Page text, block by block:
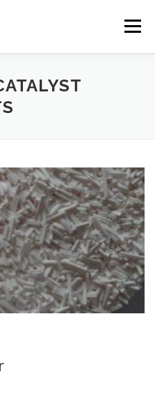
Menu
CARRIER